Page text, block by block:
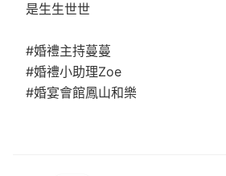
是生生世世
#婚禮主持蔓蔓
#婚禮小助理Zoe
#婚宴會館鳳山和樂